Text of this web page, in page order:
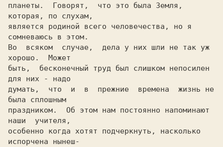
планеты.  Говорят,  что это была Земля,
которая, по слухам,
является родиной всего человечества, но я
сомневаюсь в этом.
Bo  всяком  случае,  дела y них шли не так уж
хорошо.  Может
быть,  бесконечный труд был слишком непocилен
для них - надо
думать,  что  и  в  прежние  времена  жизнь не
была сплошным
праздником.  Об этом нам постоянно напоминают
наши  учителя,
особенно когда хотят подчеркнуть, насколько
испорчена нынеш-